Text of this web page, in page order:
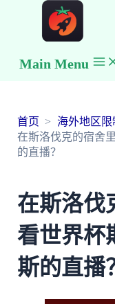
Main Menu
首页
海外地区限
在斯洛伐克的宿舍
的直播？
在斯洛伐
看世界杯
斯的直播